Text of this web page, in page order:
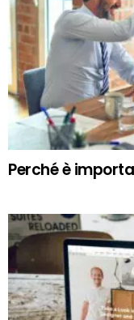
Perché è